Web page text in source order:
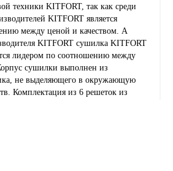
техники KITFORT, так как среди
KITFORT является
между ценой и качеством. А
KITFORT сушилка KITFORT
лидером по соотношению между
сушилки выполнен из
не выделяющего в окружающую
Комплектация из 6 решеток из
Приготовленные овощи,
грибов на зиму. Не придется